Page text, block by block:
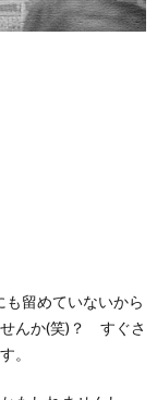
留めていないから
んか(笑)？ すぐさ
。